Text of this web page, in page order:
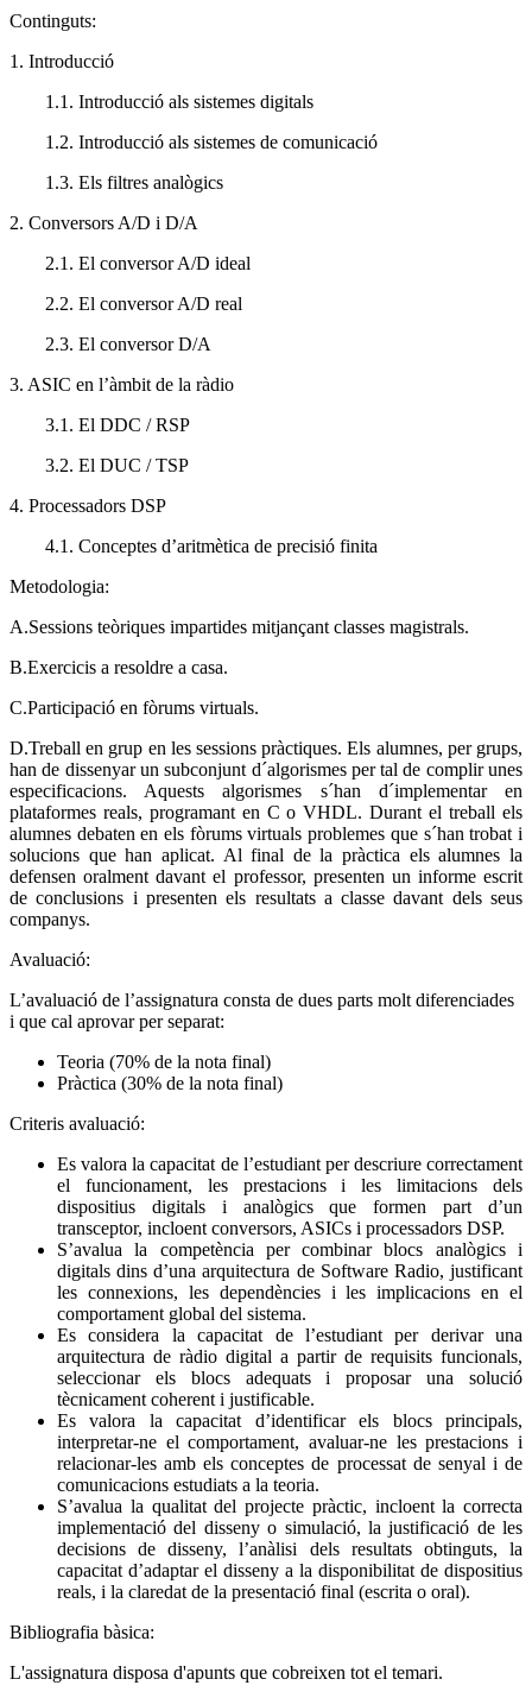
Continguts:
1. Introducció
1.1. Introducció als sistemes digitals
1.2. Introducció als sistemes de comunicació
1.3. Els filtres analògics
2. Conversors A/D i D/A
2.1. El conversor A/D ideal
2.2. El conversor A/D real
2.3. El conversor D/A
3. ASIC en l’àmbit de la ràdio
3.1. El DDC / RSP
3.2. El DUC / TSP
4. Processadors DSP
4.1. Conceptes d’aritmètica de precisió finita
Metodologia:
A.Sessions teòriques impartides mitjançant classes magistrals.
B.Exercicis a resoldre a casa.
C.Participació en fòrums virtuals.
D.Treball en grup en les sessions pràctiques. Els alumnes, per grups,
han de dissenyar un subconjunt d´algorismes per tal de complir unes
especificacions. Aquests algorismes s´han d´implementar en
plataformes reals, programant en C o VHDL. Durant el treball els
alumnes debaten en els fòrums virtuals problemes que s´han trobat i
solucions que han aplicat. Al final de la pràctica els alumnes la
defensen oralment davant el professor, presenten un informe escrit
de conclusions i presenten els resultats a classe davant dels seus
companys.
Avaluació:
L’avaluació de l’assignatura consta de dues parts molt diferenciades
i que cal aprovar per separat:
Teoria (70% de la nota final)
Pràctica (30% de la nota final)
Criteris avaluació:
Es valora la capacitat de l’estudiant per descriure correctament
el funcionament, les prestacions i les limitacions dels
dispositius digitals i analògics que formen part d’un
transceptor, incloent conversors, ASICs i processadors DSP.
S’avalua la competència per combinar blocs analògics i
digitals dins d’una arquitectura de Software Radio, justificant
les connexions, les dependències i les implicacions en el
comportament global del sistema.
Es considera la capacitat de l’estudiant per derivar una
arquitectura de ràdio digital a partir de requisits funcionals,
seleccionar els blocs adequats i proposar una solució
tècnicament coherent i justificable.
Es valora la capacitat d’identificar els blocs principals,
interpretar-ne el comportament, avaluar-ne les prestacions i
relacionar-les amb els conceptes de processat de senyal i de
comunicacions estudiats a la teoria.
S’avalua la qualitat del projecte pràctic, incloent la correcta
implementació del disseny o simulació, la justificació de les
decisions de disseny, l’anàlisi dels resultats obtinguts, la
capacitat d’adaptar el disseny a la disponibilitat de dispositius
reals, i la claredat de la presentació final (escrita o oral).
Bibliografia bàsica:
L'assignatura disposa d'apunts que cobreixen tot el temari.